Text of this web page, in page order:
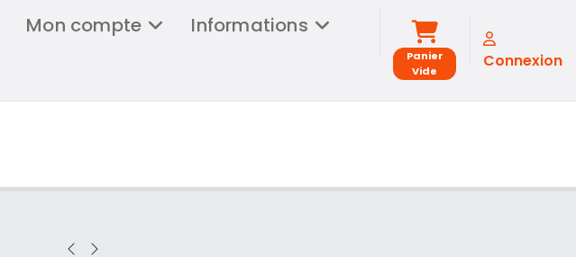
Mon compte
Informations
Panier
Vide
Connexion